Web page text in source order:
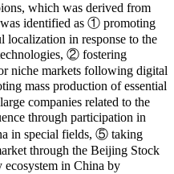
which was derived from
was identified as ① promoting
localization in response to the
② fostering
niche markets following digital
mass production of essential
companies related to the
through participation in
in special fields, ⑤ taking
through the Beijing Stock
in China by